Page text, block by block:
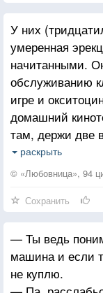
У них
умеренная
начитанными.
обслуживанию
игре и
домашний
там, держи две
– и получишь
и наилучший
можно
раскрыть
© «Любовница», 94
Сохранить
— Ты ведь
машина и если
не куплю.